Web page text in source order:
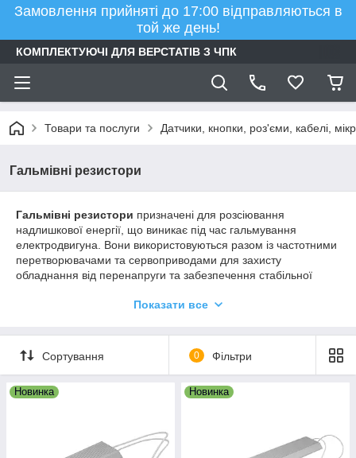
Замовлення прийняті до 17:00 відправляються в
той же день!
КОМПЛЕКТУЮЧІ ДЛЯ ВЕРСТАТІВ З ЧПК
Товари та послуги Датчики, кнопки, роз'єми, кабелі,
Гальмівні резистори
Гальмівні резистори призначені для розсіювання
надлишкової енергії, що виникає під час гальмування
електродвигуна. Вони використовуються разом із частотними
перетворювачами та сервоприводами для захисту
обладнання від перенапруги та забезпечення стабільної
У каталозі CNCPROM представленігальмівні резистори
тепловідведенням, надійністю та підходять для використання
у промислових системах автоматизації, верстатах з ЧПК,
конвеєрах, підйомному та іншому обладнанні.
Показати все
Сортування 0 Фільтри
Новинка Новинка